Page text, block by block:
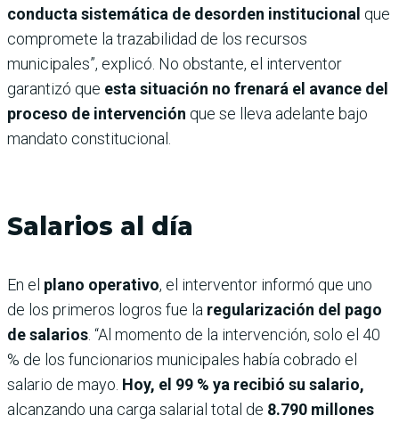
conducta sistemática de desorden institucional que
compromete la trazabilidad de los recursos
municipales”, explicó. No obstante, el interventor
garantizó que esta situación no frenará el avance del
proceso de intervención que se lleva adelante bajo
mandato constitucional.
Salarios al día
En el plano operativo, el interventor informó que uno
de los primeros logros fue la regularización del pago
de salarios. “Al momento de la intervención, solo el 40
% de los funcionarios municipales había cobrado el
salario de mayo. Hoy, el 99 % ya recibió su salario,
alcanzando una carga salarial total de 8.790 millones